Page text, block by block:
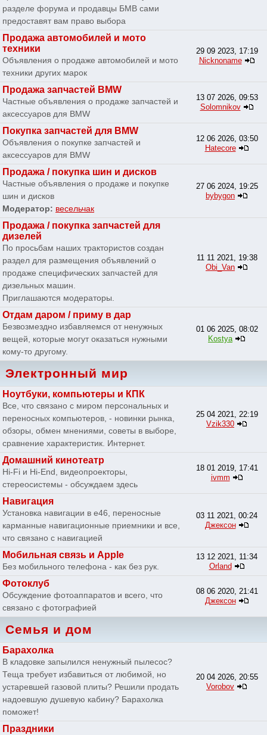
разделе форума и продавцы БМВ сами
предоставят вам право выбора
Продажа автомобилей и мото
техники
Объявления о продаже автомобилей и мото
техники других марок
29 09 2023, 17:19
Nicknoname
Продажа запчастей BMW
Частные объявления о продаже запчастей и
аксессуаров для BMW
13 07 2026, 09:53
Solomnikov
Покупка запчастей для BMW
Объявления о покупке запчастей и
аксессуаров для BMW
12 06 2026, 03:50
Hatecore
Продажа / покупка шин и дисков
Частные объявления о продаже и покупке
шин и дисков
Модератор: весельчак
27 06 2024, 19:25
bybygon
Продажа / покупка запчастей для
дизелей
По просьбам наших трактористов создан
раздел для размещения объявлений о
продаже специфических запчастей для
дизельных машин.
Приглашаются модераторы.
11 11 2021, 19:38
Obi_Van
Отдам даром / приму в дар
Безвозмездно избавляемся от ненужных
вещей, которые могут оказаться нужными
кому-то другому.
01 06 2025, 08:02
Kostya
Электронный мир
Ноутбуки, компьютеры и КПК
Все, что связано с миром персональных и
переносных компьютеров, - новинки рынка,
обзоры, обмен мнениями, советы в выборе,
сравнение характеристик. Интернет.
25 04 2021, 22:19
Vzik330
Домашний кинотеатр
Hi-Fi и Hi-End, видеопроекторы,
стереосистемы - обсуждаем здесь
18 01 2019, 17:41
ivmm
Навигация
Установка навигации в e46, переносные
карманные навигационные приемники и все,
что связано с навигацией
03 11 2021, 00:24
Джексон
Мобильная связь и Apple
Без мобильного телефона - как без рук.
13 12 2021, 11:34
Orland
Фотоклуб
Обсуждение фотоаппаратов и всего, что
связано с фотографией
08 06 2020, 21:41
Джексон
Семья и дом
Барахолка
В кладовке запылился ненужный пылесос?
Теща требует избавиться от любимой, но
устаревшей газовой плиты? Решили продать
надоевшую душевую кабину? Барахолка
поможет!
20 04 2026, 20:55
Vorobov
Праздники